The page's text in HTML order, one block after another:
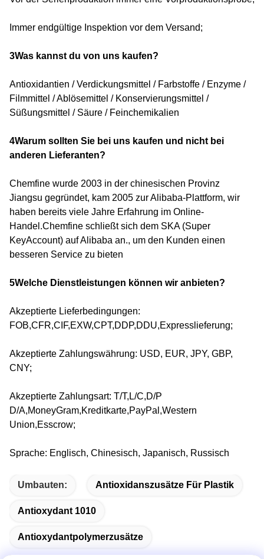
Immer endgültige Inspektion vor dem Versand;
3Was kannst du von uns kaufen?
Antioxidantien / Verdickungsmittel / Farbstoffe / Enzyme /
Filmmittel / Ablösemittel / Konservierungsmittel /
Süßungsmittel / Säure / Feinchemikalien
4Warum sollten Sie bei uns kaufen und nicht bei
anderen Lieferanten?
Chemfine wurde 2003 in der chinesischen Provinz
Jiangsu gegründet, kam 2005 zur Alibaba-Plattform, wir
haben bereits viele Jahre Erfahrung im Online-
Handel.Chemfine schließt sich dem SKA (Super
KeyAccount) auf Alibaba an., um den Kunden einen
besseren Service zu bieten
5Welche Dienstleistungen können wir anbieten?
Akzeptierte Lieferbedingungen:
FOB,CFR,CIF,EXW,CPT,DDP,DDU,Expresslieferung;
Akzeptierte Zahlungswährung: USD, EUR, JPY, GBP,
CNY;
Akzeptierte Zahlungsart: T/T,L/C,D/P
D/A,MoneyGram,Kreditkarte,PayPal,Western
Union,Esscrow;
Sprache: Englisch, Chinesisch, Japanisch, Russisch
Umbauten: Antioxidanszusätze Für Plastik
Antioxydant 1010
Antioxydantpolymerzusätze